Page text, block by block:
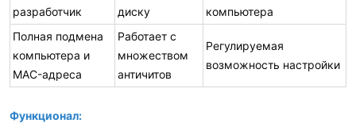
разработчик
диску
компьютера
Полная подмена
компьютера и
MAC-адреса
Работает с
множеством
античитов
Регулируемая
возможность настройки
Функционал: